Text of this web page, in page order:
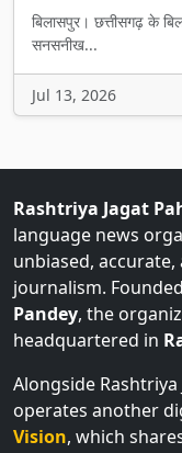
बिलासपुर। छत्तीसगढ़ के
सनसनीख...
Jul 13, 2026
Rashtriya Jagat
language news
unbiased,
journalism.
Pandey, the
headquartered in
Alongside
operates another
Vision, which